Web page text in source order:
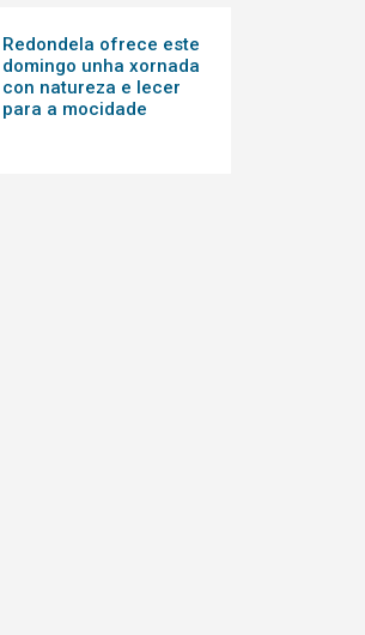
Redondela ofrece este
domingo unha xornada
con natureza e lecer
para a mocidade